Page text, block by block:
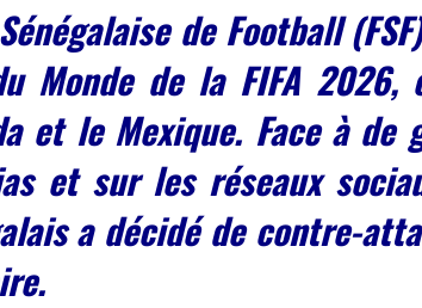
de Football
Monde de la FIFA 2026,
et le Mexique. Face à de
et sur les réseaux
a décidé de contre-